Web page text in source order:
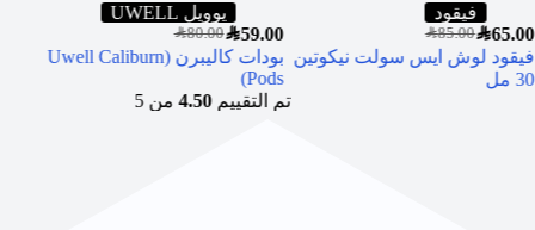
فيقود
85.00SAR65.00
فيقود لوش ايس سولت نيكوتين
30 مل
يوويل UWELL
80.00SAR59.00
بودات كاليبرن (Uwell Caliburn
Pods)
تم التقييم 4.50من 5
سولت نيكوتين 30